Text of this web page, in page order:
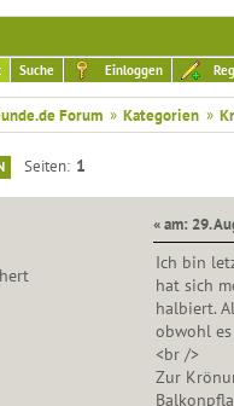
Suche Einloggen
Forum » Kategorien »
Seiten 1
« am: 29.
Ich bin
hat sich
halbiert.
obwohl
<br />
Zur